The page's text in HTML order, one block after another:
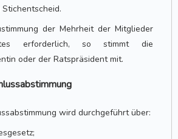
der Mehrheit der Mitglieder
erforderlich, so stimmt die
oder der Ratspräsident mit.
wird durchgeführt über: